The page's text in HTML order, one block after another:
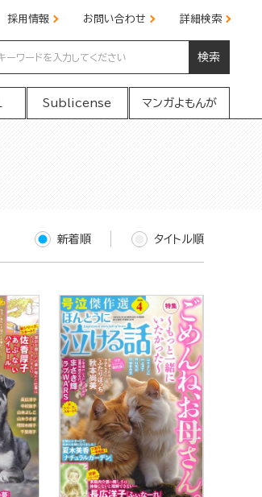
採用情報 お問い合わせ 詳細検索
検索
Sublicense マンガよもんが
新着順 タイトル順